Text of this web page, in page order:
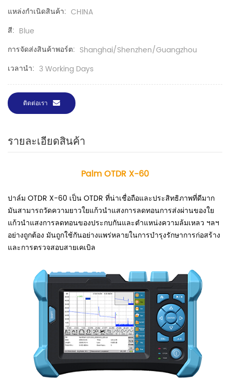
แหล่งกำเนิดสินค้า: CHINA
สี: Blue
การจัดส่งสินค้าพอร์ต: Shanghai/Shenzhen/Guangzhou
เวลานำ: 3 Working Days
ติดต่อเรา
รายละเอียดสินค้า
Palm OTDR X-60
ปาล์ม OTDR X-60 เป็น OTDR ที่น่าเชื่อถือและประสิทธิภาพที่ดีมาก
มันสามารถวัดความยาวใยแก้วนำแสงการลดทอนการส่งผ่านของใย
แก้วนำแสงการลดทอนของประกบกันและตำแหน่งความล้มเหลว ฯลฯ
อย่างถูกต้อง มันถูกใช้กันอย่างแพร่หลายในการบำรุงรักษาการก่อสร้าง
และการตรวจสอบสายเคเบิล